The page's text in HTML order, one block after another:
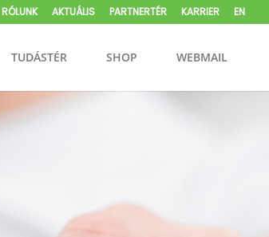
RÓLUNK AKTUÁLIS PARTNERTÉR KARRIER EN
TUDÁSTÉR SHOP WEBMAIL